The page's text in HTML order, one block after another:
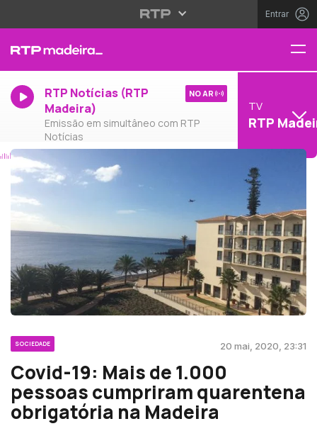
Entrar
RTP Notícias (RTP
Madeira)
Emissão em simultâneo com RTP
Notícias
NO AR
TV
RTP
SOCIEDADE 20 mai, 2020, 23:31
Covid-19: Mais de 1.000
pessoas cumpriram quarentena
obrigatória na Madeira